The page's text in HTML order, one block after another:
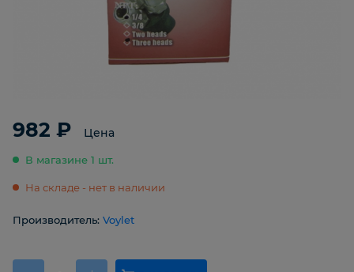
982 ₽ Цена
В магазине 1 шт.
На складе - нет в наличии
Производитель: Voylet